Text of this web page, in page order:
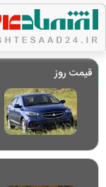
قیمت روز